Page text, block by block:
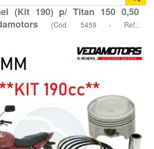
(Kit 190) p/ Titan 150 0,50
(Cód. 5459 - Ref.: